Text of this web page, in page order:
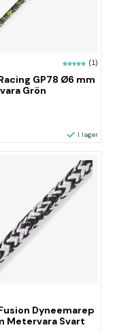
(1)
GP78 Ø6 mm
Grön
I lager
Dyneemarep
Metervara Svart